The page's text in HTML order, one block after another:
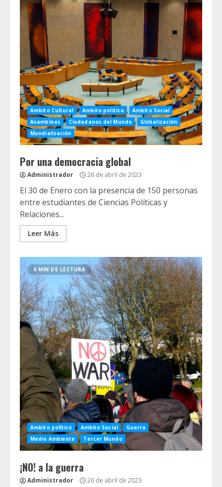
Ambito Cultural Ambito político
Ambito Social
Asambleas
Ciudadanos del Mundo
Globalización
Mundialización
Por una democracia global
Administrador 26 de abril de 2023
El 30 de Enero con la presencia de 150 personas
entre estudiantes de Ciencias Políticas y
Relaciones...
Leer Más
4 MIN DE LECTURA
Ambito político Ambito Social
Guerra
Medio Ambiente
Tercer Mundo
¡NO! a la guerra
Administrador 26 de abril de 2023